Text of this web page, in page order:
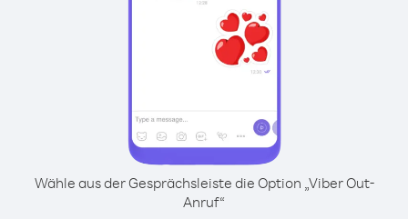
Wähle aus der Gesprächsleiste die Option „Viber Out-
Anruf“